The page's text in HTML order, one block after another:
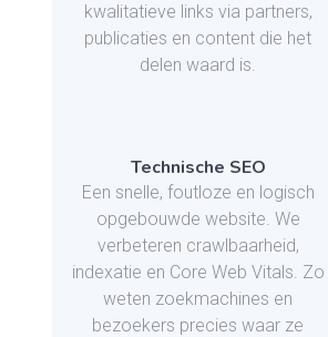
kwalitatieve links via partners,
publicaties en content die het
delen waard is.
Technische SEO
Een snelle, foutloze en logisch
opgebouwde website. We
verbeteren crawlbaarheid,
indexatie en Core Web Vitals. Zo
weten zoekmachines en
bezoekers precies waar ze